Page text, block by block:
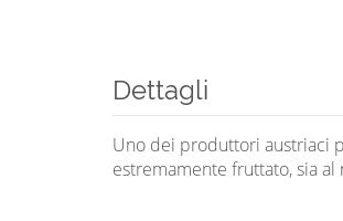
Dettagli
Uno dei produttori austriaci
estremamente fruttato, sia